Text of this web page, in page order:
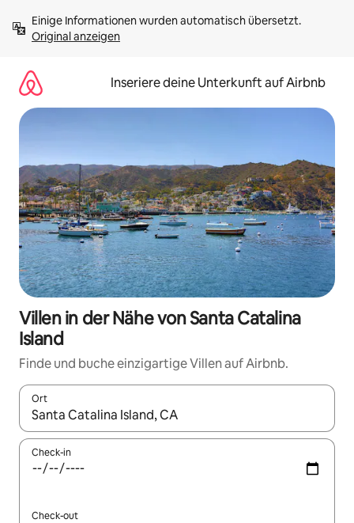
Inhalten
springenOriginal anzeigen
Inseriere deine Unterkunft auf Airbnb
Villen in der Nähe von Santa Catalina
Island
Finde und buche einzigartige Villen auf Airbnb.
Ort
Wenn Ergebnisse verfügbar sind, navigiere mit den
Check-in
Check-out